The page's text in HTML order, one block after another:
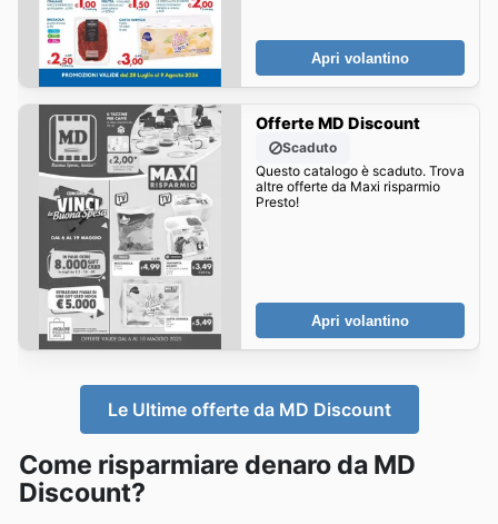
Apri volantino
Offerte MD Discount
Scaduto
Questo catalogo è scaduto. Trova
altre offerte da Maxi risparmio
Presto!
Apri volantino
Le Ultime offerte da MD Discount
Come risparmiare denaro da MD
Discount?